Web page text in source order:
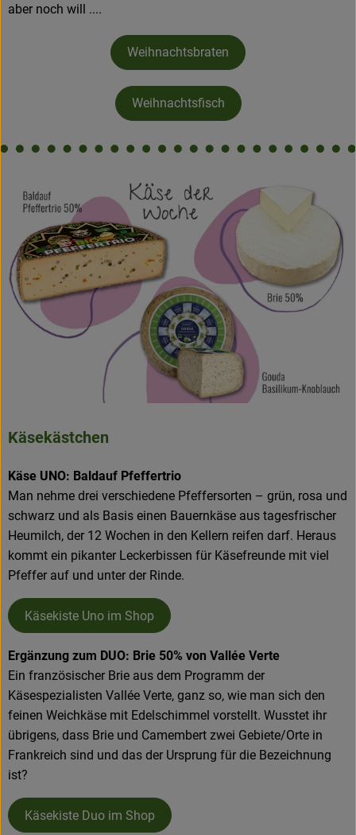
aber noch will ....
Weihnachtsbraten
Weihnachtsfisch
Käsekästchen
Käse UNO: Baldauf Pfeffertrio
Man nehme drei verschiedene Pfeffersorten – grün, rosa und
schwarz und als Basis einen Bauernkäse aus tagesfrischer
Heumilch, der 12 Wochen in den Kellern reifen darf. Heraus
kommt ein pikanter Leckerbissen für Käsefreunde mit viel
Pfeffer auf und unter der Rinde.
Käsekiste Uno im Shop
Ergänzung zum DUO: Brie 50% von Vallée Verte
Ein französischer Brie aus dem Programm der
Käsespezialisten Vallée Verte, ganz so, wie man sich den
feinen Weichkäse mit Edelschimmel vorstellt. Wusstet ihr
übrigens, dass Brie und Camembert zwei Gebiete/Orte in
Frankreich sind und das der Ursprung für die Bezeichnung
ist?
Käsekiste Duo im Shop